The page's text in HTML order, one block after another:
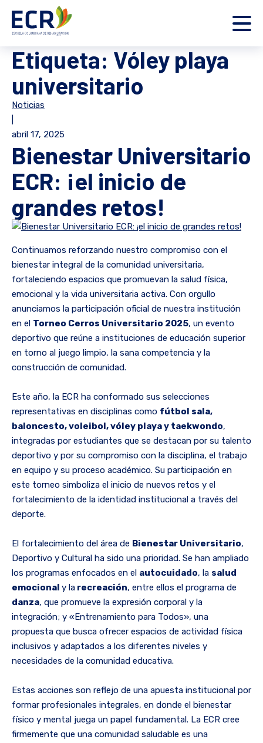
Etiqueta: Vóley playa
universitario
Noticias
abril 17, 2025
Bienestar Universitario
ECR: ¡el inicio de
grandes retos!
Continuamos reforzando nuestro compromiso con el
bienestar integral de la comunidad universitaria,
fortaleciendo espacios que promuevan la salud física,
emocional y la vida universitaria activa. Con orgullo
anunciamos la participación oficial de nuestra institución
en el Torneo Cerros Universitario 2025, un evento
deportivo que reúne a instituciones de educación superior
en torno al juego limpio, la sana competencia y la
construcción de comunidad.
Este año, la ECR ha conformado sus selecciones
representativas en disciplinas como fútbol sala,
baloncesto, voleibol, vóley playa y taekwondo,
integradas por estudiantes que se destacan por su talento
deportivo y por su compromiso con la disciplina, el trabajo
en equipo y su proceso académico. Su participación en
este torneo simboliza el inicio de nuevos retos y el
fortalecimiento de la identidad institucional a través del
deporte.
El fortalecimiento del área de Bienestar Universitario,
Deportivo y Cultural ha sido una prioridad. Se han ampliado
los programas enfocados en el autocuidado, la salud
emocional y la recreación, entre ellos el programa de
danza, que promueve la expresión corporal y la
integración; y «Entrenamiento para Todos», una
propuesta que busca ofrecer espacios de actividad física
inclusivos y adaptados a los diferentes niveles y
necesidades de la comunidad educativa.
Estas acciones son reflejo de una apuesta institucional por
formar profesionales integrales, en donde el bienestar
físico y mental juega un papel fundamental. La ECR cree
firmemente que una comunidad saludable es una